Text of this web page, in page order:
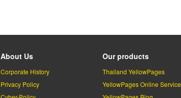
About Us
Corporate History
Privacy Policy
Our products
Thailand YellowPages
YellowPages Online Service